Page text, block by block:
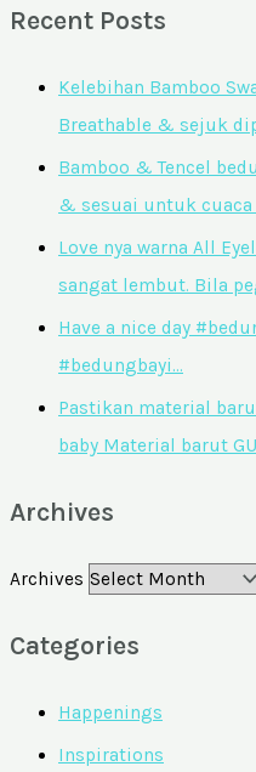
Recent Posts
Kelebihan Bamboo
Breathable & sejuk
Bamboo & Tencel
& sesuai untuk cuaca
Love nya warna All
sangat lembut. Bila
Have a nice day
#bedungbayi…
Pastikan material
baby Material barut
Archives
Archives
Categories
Happenings
Inspirations